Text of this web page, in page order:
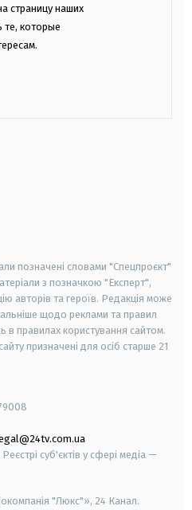
страницу наших
те, которые
позначені словами "Спецпроєкт"
з позначкою "Експерт",
авторів та героїв. Редакція може
щодо реклами та правил
в правилах користування сайтом.
призначені для осіб старше 21
суб'єктів у сфері медіа —
"Люкс"», 24 Канал.